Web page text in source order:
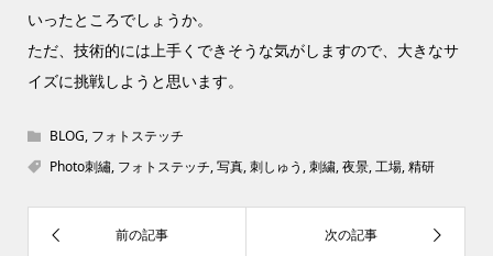
いったところでしょうか。
ただ、技術的には上手くできそうな気がしますので、大きなサ
イズに挑戦しようと思います。
BLOG, フォトステッチ
Photo刺繡, フォトステッチ,写真,刺しゅう ,刺繍,夜景,工場,精研